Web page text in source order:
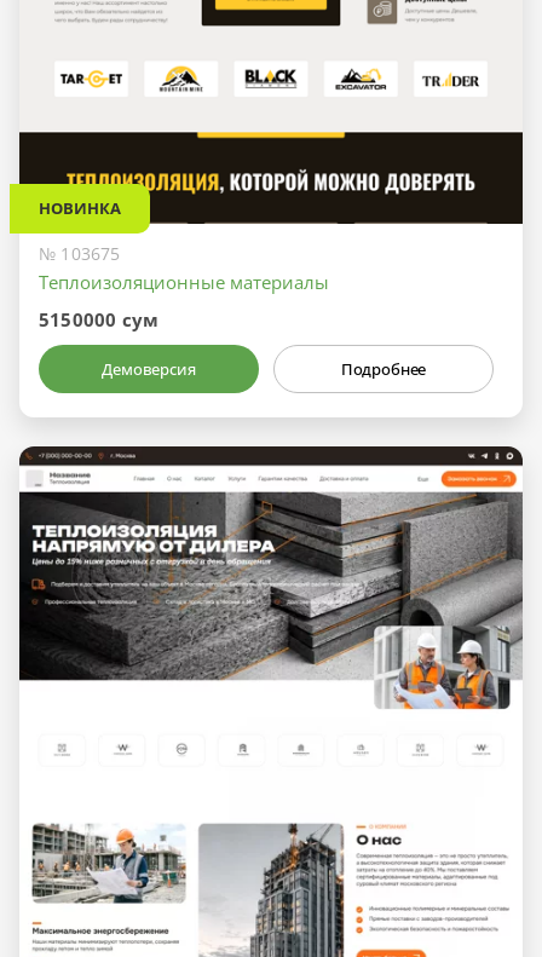
НОВИНКА
№ 103675
Теплоизоляционные материалы
5150000 сум
Демоверсия Подробнее